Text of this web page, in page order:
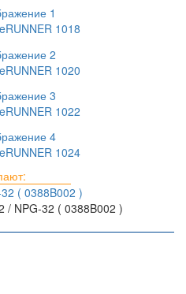
1018
1020
1022
1024
/ NPG-32 ( 0388B002 )